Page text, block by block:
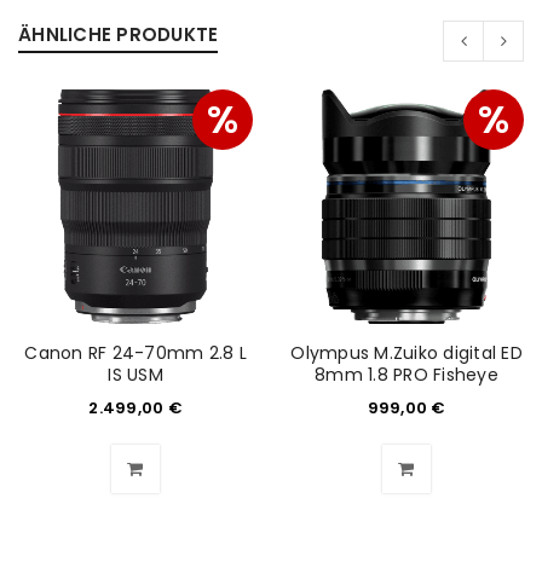
deine E-Mail-Adresse gesendet.
Please select all the ways you would like to hear from
us
Ich stimme zu
Ja, ich möchte ein Kundenkonto eröffnen und
akzeptiere dieDatenschutzerklärung. *
REGISTRIEREN
ÄHNLICHE PRODUKTE
%
Canon RF 24-70mm 2.8 L
IS USM
2.499,00 €
%
Olympus M.Zuiko digital ED
8mm 1.8 PRO Fisheye
999,00 €